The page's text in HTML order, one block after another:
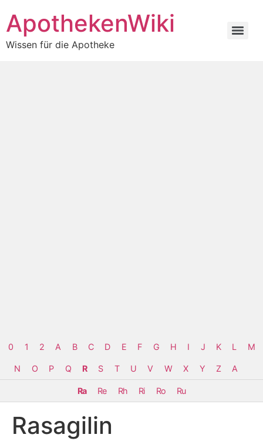
ApothekenWiki
Wissen für die Apotheke
0 1 2 A B C D E F G H I J K L M
N O P Q R S T U V W X Y Z Α
Ra Re Rh Ri Ro Ru
Rasagilin